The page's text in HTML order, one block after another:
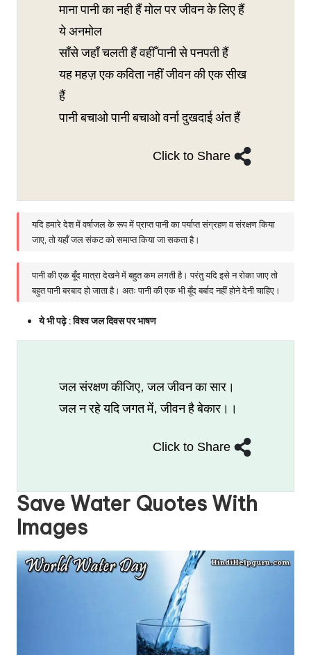
माना पानी का नही हैं मोल पर जीवन के लिए हैं
ये अनमोल
साँसे जहाँ चलती हैं वहीँ पानी से पनपती हैं
यह महज़ एक कविता नहीं जीवन की एक सीख
हैं
पानी बचाओ पानी बचाओ वर्ना दुखदाई अंत हैं
Click to Share
यदि हमारे देश में वर्षाजल के रूप में प्राप्त पानी का पर्याप्त संग्रहण व संरक्षण किया
जाए, तो यहाँ जल संकट को समाप्त किया जा सकता है।
पानी की एक बूँद मात्रा देखने में बहुत कम लगती है। परंतु यदि इसे न रोका जाए तो
बहुत पानी बरबाद हो जाता है। अतः पानी की एक भी बूँद बर्बाद नहीं होने देनी चाहिए।
ये भी पढ़े :विश्व जल दिवस पर भाषण
जल संरक्षण कीजिए, जल जीवन का सार।
जल न रहे यदि जगत में, जीवन है बेकार।।
Click to Share
Save Water Quotes With
Images